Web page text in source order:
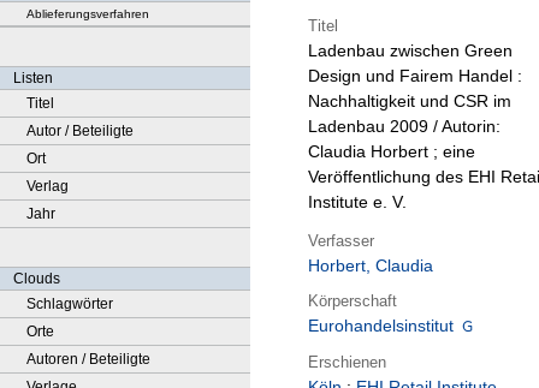
Ablieferungsverfahren
Listen
Titel
Autor / Beteiligte
Ort
Verlag
Jahr
Clouds
Schlagwörter
Orte
Autoren / Beteiligte
Titel
Ladenbau zwischen Green
Design und Fairem Handel :
Nachhaltigkeit und CSR im
Ladenbau 2009 / Autorin:
Claudia Horbert ; eine
Veröffentlichung des EHI
Institute e. V.
Verfasser
Horbert, Claudia
Körperschaft
Eurohandelsinstitut
Erschienen